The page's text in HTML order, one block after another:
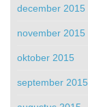
december 2015
november 2015
oktober 2015
september 2015